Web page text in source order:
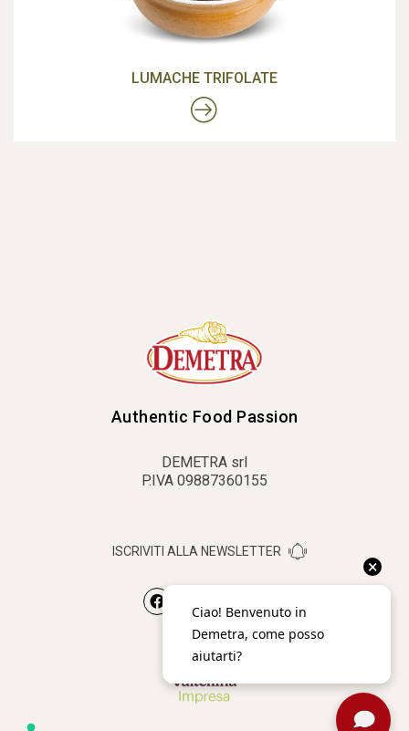
LUMACHE TRIFOLATE
Authentic Food Passion
DEMETRA srl
P.IVA 09887360155
ISCRIVITI ALLA NEWSLETTER
×
Ciao! Benvenuto in
Demetra, come posso
aiutarti?